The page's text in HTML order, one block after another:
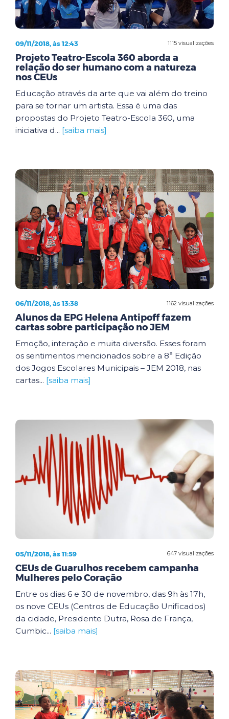
1115 visualizações
09/11/2018, às 12:43
Projeto Teatro-Escola 360 aborda a
relação do ser humano com a natureza
nos CEUs
Educação através da arte que vai além do treino
para se tornar um artista. Essa é uma das
propostas do Projeto Teatro-Escola 360, uma
iniciativa d... [saiba mais]
1162 visualizações
06/11/2018, às 13:38
Alunos da EPG Helena Antipoff fazem
cartas sobre participação no JEM
Emoção, interação e muita diversão. Esses foram
os sentimentos mencionados sobre a 8ª Edição
dos Jogos Escolares Municipais – JEM 2018, nas
cartas... [saiba mais]
647 visualizações
05/11/2018, às 11:59
CEUs de Guarulhos recebem campanha
Mulheres pelo Coração
Entre os dias 6 e 30 de novembro, das 9h às 17h,
os nove CEUs (Centros de Educação Unificados)
da cidade, Presidente Dutra, Rosa de França,
Cumbic... [saiba mais]